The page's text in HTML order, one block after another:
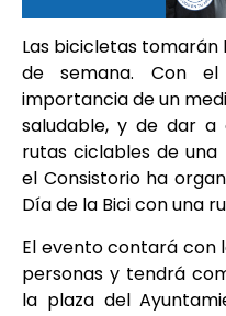
Las bicicletas tomarán
de semana. Con
importancia de un
saludable, y de dar a
rutas ciclables de
el Consistorio ha
Día de la Bici con una
El evento contará
personas y tendrá
la plaza del